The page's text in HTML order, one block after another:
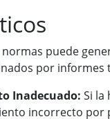
puede
por informes
Inadecuado: Si la
incorrecto por